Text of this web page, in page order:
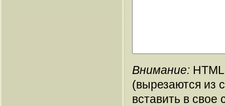
Внимание:
(вырезаются из
вставить в